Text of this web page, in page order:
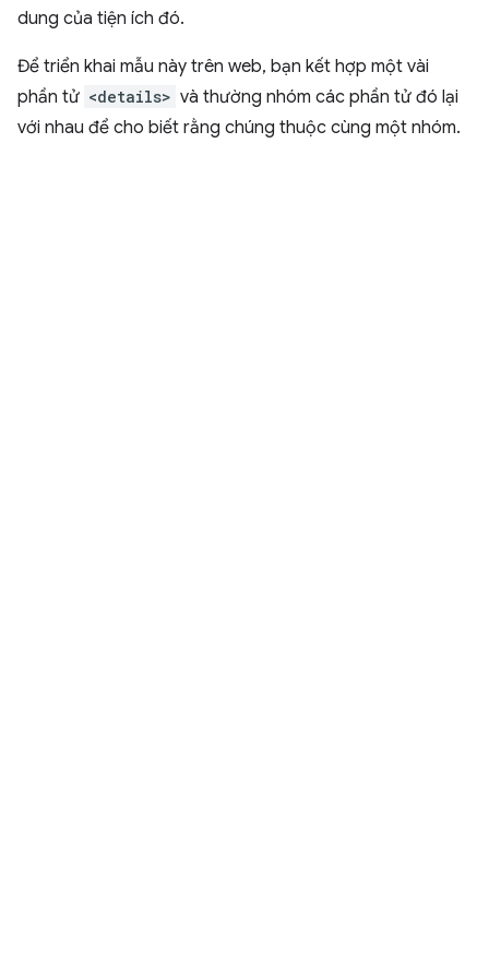
dung của tiện ích đó.
Để triển khai mẫu này trên web, bạn kết hợp một vài
phần tử <details> và thường nhóm các phần tử đó lại
với nhau để cho biết rằng chúng thuộc cùng một nhóm.